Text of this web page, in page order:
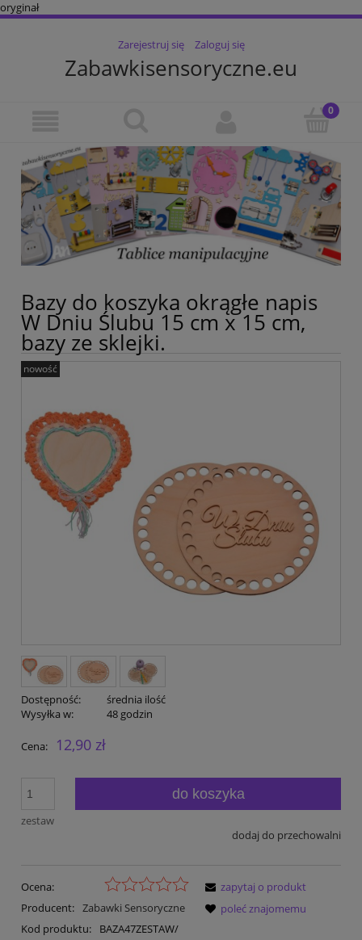
oryginał
Zarejestruj się Zaloguj się
Zabawkisensoryczne.eu
Bazy do koszyka okrągłe napis
W Dniu Ślubu 15 cm x 15 cm,
bazy ze sklejki.
nowość
Dostępność:
średnia ilość
Wysyłka w:
48 godzin
Cena: 12,90 zł
zestaw
do koszyka
dodaj do przechowalni
Ocena:
Producent: Zabawki Sensoryczne
Kod produktu:
BAZA47ZESTAW/
zapytaj o produkt
poleć znajomemu